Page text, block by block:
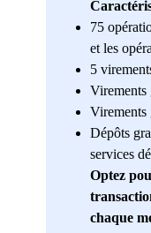
75
et les
5
Virements
Virements
Dépôts
services
Optez
chaque